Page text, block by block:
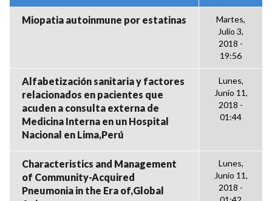
Miopatia autoinmune por estatinas
Martes,
Julio 3,
2018 -
19:56
Alfabetización sanitaria y factores
relacionados en pacientes que
acuden a consulta externa de
Medicina Interna en un Hospital
Nacional en Lima,Perú
Lunes,
Junio 11,
2018 -
01:44
Characteristics and Management
of Community-Acquired
Pneumonia in the Era of,Global
Lunes,
Junio 11,
2018 -